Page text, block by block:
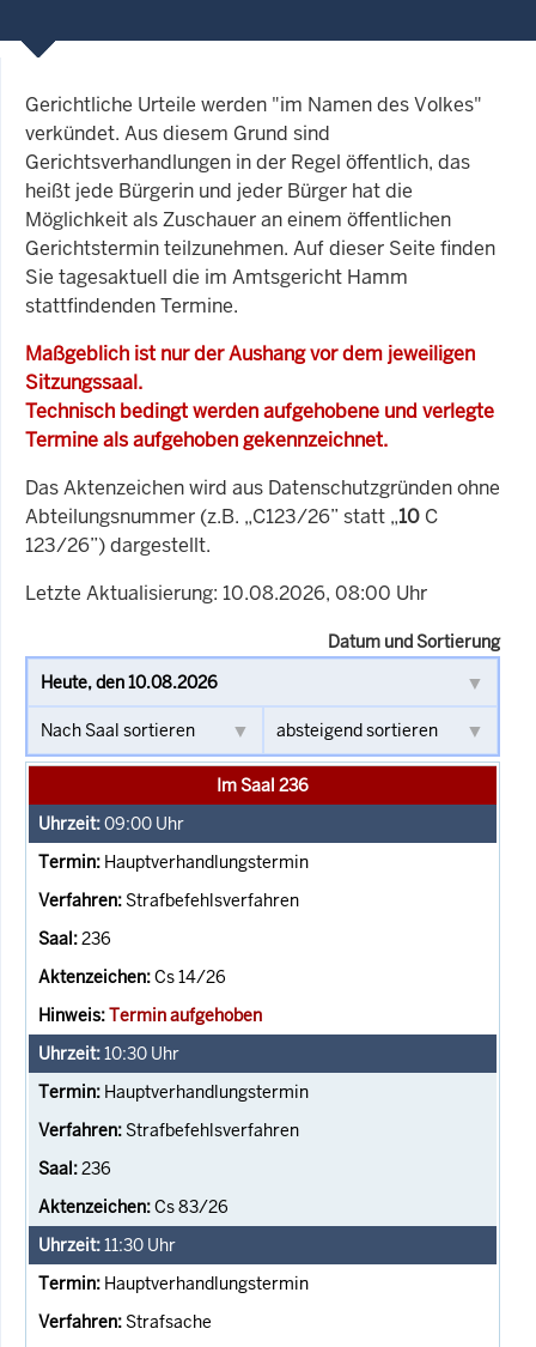
Gerichtliche Urteile werden "im Namen des Volkes"
verkündet. Aus diesem Grund sind
Gerichtsverhandlungen in der Regel öffentlich, das
heißt jede Bürgerin und jeder Bürger hat die
Möglichkeit als Zuschauer an einem öffentlichen
Gerichtstermin teilzunehmen. Auf dieser Seite finden
Sie tagesaktuell die im Amtsgericht Hamm
stattfindenden Termine.
Maßgeblich ist nur der Aushang vor dem jeweiligen
Sitzungssaal.
Technisch bedingt werden aufgehobene und verlegte
Termine als aufgehoben gekennzeichnet.
Das Aktenzeichen wird aus Datenschutzgründen ohne
Abteilungsnummer (z.B. „C123/26” statt „10 C
123/26”) dargestellt.
Letzte Aktualisierung: 10.08.2026, 08:00 Uhr
Datum und Sortierung
Im Saal 236
09:00 Uhr
Hauptverhandlungstermin
Strafbefehlsverfahren
236
Cs 14/26
Termin aufgehoben
10:30 Uhr
Hauptverhandlungstermin
Strafbefehlsverfahren
236
Cs 83/26
11:30 Uhr
Hauptverhandlungstermin
Strafsache